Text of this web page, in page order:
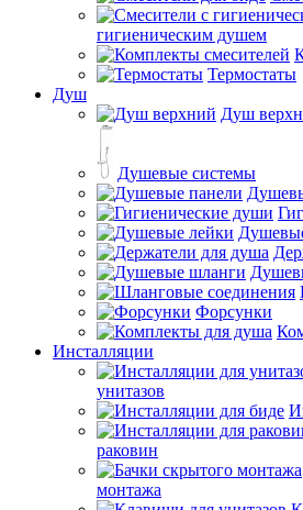
гигиеническим душем
Термостаты
Душ
Душ
Душевые системы
Форсунки
Инсталляции
унитазов
раковин
монтажа